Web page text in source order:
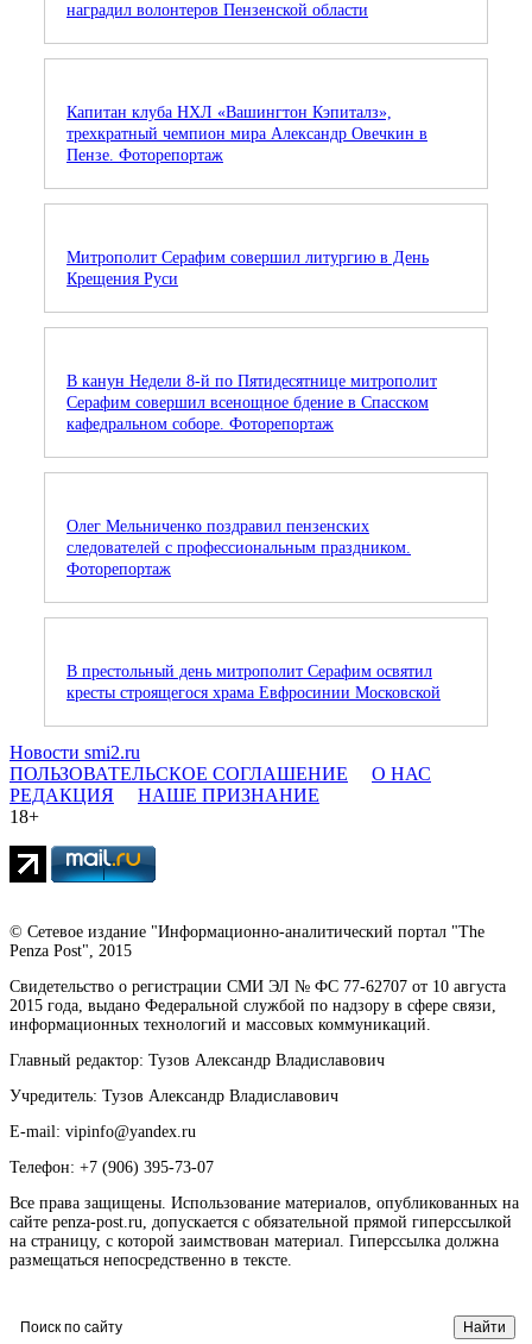
наградил волонтеров Пензенской области
Капитан клуба НХЛ «Вашингтон Кэпиталз»,
трехкратный чемпион мира Александр Овечкин в
Пензе. Фоторепортаж
Митрополит Серафим совершил литургию в День
Крещения Руси
В канун Недели 8-й по Пятидесятнице митрополит
Серафим совершил всенощное бдение в Спасском
кафедральном соборе. Фоторепортаж
Олег Мельниченко поздравил пензенских
следователей с профессиональным праздником.
Фоторепортаж
В престольный день митрополит Серафим освятил
кресты строящегося храма Евфросинии Московской
Новости smi2.ru
ПОЛЬЗОВАТЕЛЬСКОЕ СОГЛАШЕНИЕ
О НАС
РЕДАКЦИЯ
НАШЕ ПРИЗНАНИЕ
18+
© Сетевое издание "Информационно-аналитический портал "The
Penza Post", 2015
Свидетельство о регистрации СМИ ЭЛ № ФС 77-62707 от 10 августа
2015 года, выдано Федеральной службой по надзору в сфере связи,
информационных технологий и массовых коммуникаций.
Главный редактор: Тузов Александр Владиславович
Учредитель: Тузов Александр Владиславович
E-mail: vipinfo@yandex.ru
Телефон: +7 (906) 395-73-07
Все права защищены. Использование материалов, опубликованных на
сайте penza-post.ru, допускается с обязательной прямой гиперссылкой
на страницу, с которой заимствован материал. Гиперссылка должна
размещаться непосредственно в тексте.